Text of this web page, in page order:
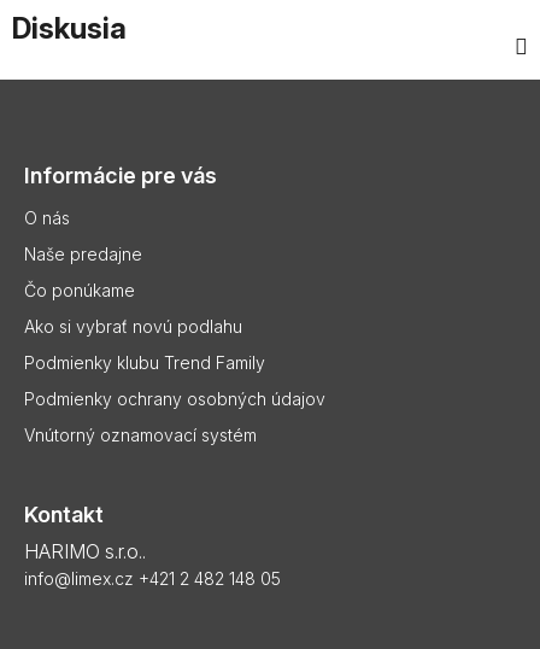
Diskusia
Informácie pre vás
O nás
Naše predajne
Čo ponúkame
Ako si vybrať novú podlahu
Podmienky klubu Trend Family
Podmienky ochrany osobných údajov
Vnútorný oznamovací systém
Kontakt
HARIMO s.r.o..
info@limex.cz +421 2 482 148 05